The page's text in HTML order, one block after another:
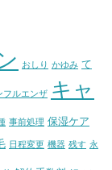
おしり かゆみ て
フルエンザ キャ
事前処理 保湿ケア
日程変更 機器 残す 永